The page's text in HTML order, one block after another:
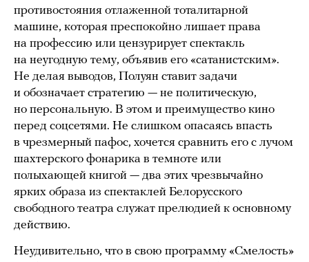
противостояния отлаженной тоталитарной
машине, которая преспокойно лишает права
на профессию или цензурирует спектакль
на неугодную тему, объявив его «сатанистским».
Не делая выводов, Полуян ставит задачи
и обозначает стратегию — не политическую,
но персональную. В этом и преимущество кино
перед соцсетями. Не слишком опасаясь впасть
в чрезмерный пафос, хочется сравнить его с лучом
шахтерского фонарика в темноте или
полыхающей книгой — два этих чрезвычайно
ярких образа из спектаклей Белорусского
свободного театра служат прелюдией к основному
действию.
Неудивительно, что в свою программу «Смелость»